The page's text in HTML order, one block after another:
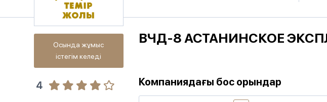
Осында жұмыс
істегім келеді
4
ВЧД-8 АСТАНИНСКОЕ
Компаниядағы бос орындар